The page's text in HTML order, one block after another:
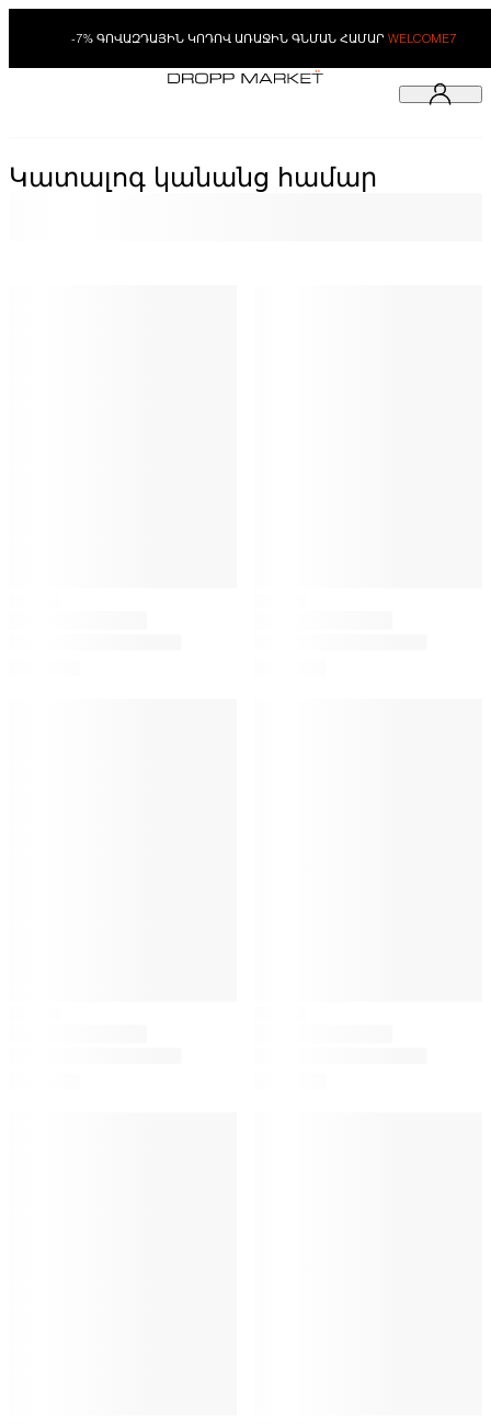
-7% ԳՈՎԱԶԴԱՅԻՆ ԿՈԴՈՎ ԱՌԱՋԻՆ ԳՆՄԱՆ ՀԱՄԱՐ WELCOME7
Կատալոգ կանանց համար